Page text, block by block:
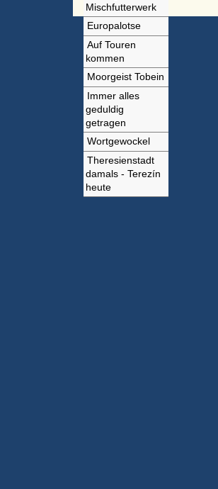
Mischfutterwerk
Europalotse
Auf Touren
kommen
Moorgeist Tobein
Immer alles
geduldig
getragen
Wortgewockel
Theresienstadt
damals - Terezín
heute